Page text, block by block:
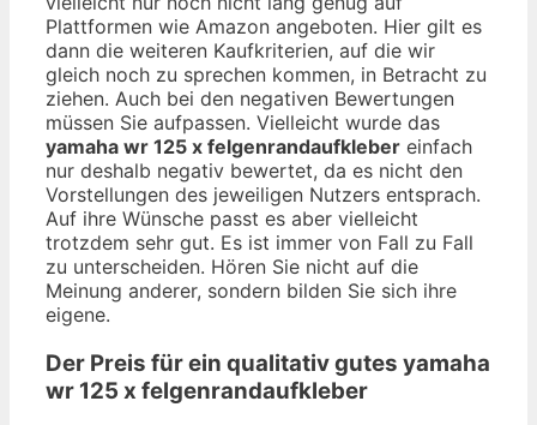
Plattformen wie Amazon angeboten. Hier gilt es
dann die weiteren Kaufkriterien, auf die wir
gleich noch zu sprechen kommen, in Betracht zu
ziehen. Auch bei den negativen Bewertungen
müssen Sie aufpassen. Vielleicht wurde das
yamaha wr 125 x felgenrandaufkleber einfach
nur deshalb negativ bewertet, da es nicht den
Vorstellungen des jeweiligen Nutzers entsprach.
Auf ihre Wünsche passt es aber vielleicht
trotzdem sehr gut. Es ist immer von Fall zu Fall
zu unterscheiden. Hören Sie nicht auf die
Meinung anderer, sondern bilden Sie sich ihre
eigene.
Der Preis für ein qualitativ gutes yamaha
wr 125 x felgenrandaufkleber